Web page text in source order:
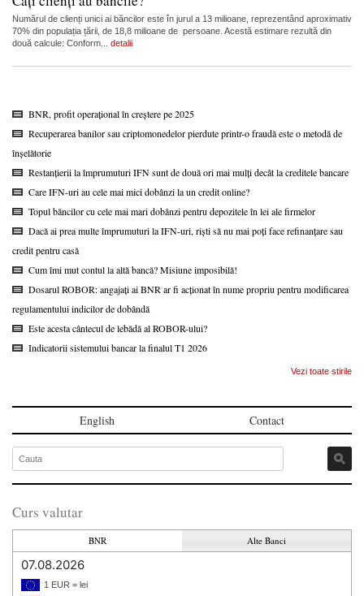
Numărul de clienți unici ai băncilor este în jurul a 13 milioane, reprezentând aproximativ
70% din populația țării, de 18,8 milioane de persoane. Acestă estimare rezultă din
două calcule: Conform... detalii
BNR, profit operațional în creștere pe 2025
Recuperarea banilor sau criptomonedelor pierdute printr-o fraudă este o metodă de
înșelătorie
Restanțierii la împrumuturi IFN sunt de două ori mai mulți decât la creditele bancare
Care IFN-uri au cele mai mici dobânzi la un credit online?
Topul băncilor cu cele mai mari dobânzi pentru depozitele în lei ale firmelor
Dacă ai prea multe împrumuturi la IFN-uri, riști să nu mai poți face refinanțare sau
credit pentru casă
Cum îmi mut contul la altă bancă? Misiune imposibilă!
Dosarul ROBOR: angajați ai BNR ar fi acționat în nume propriu pentru modificarea
regulamentului indicilor de dobândă
Este acesta cântecul de lebădă al ROBOR-ului?
Indicatorii sistemului bancar la finalul T1 2026
Vezi toate stirile
English Contact
Curs valutar
BNR Alte Banci
07.08.2026
1 EUR = lei